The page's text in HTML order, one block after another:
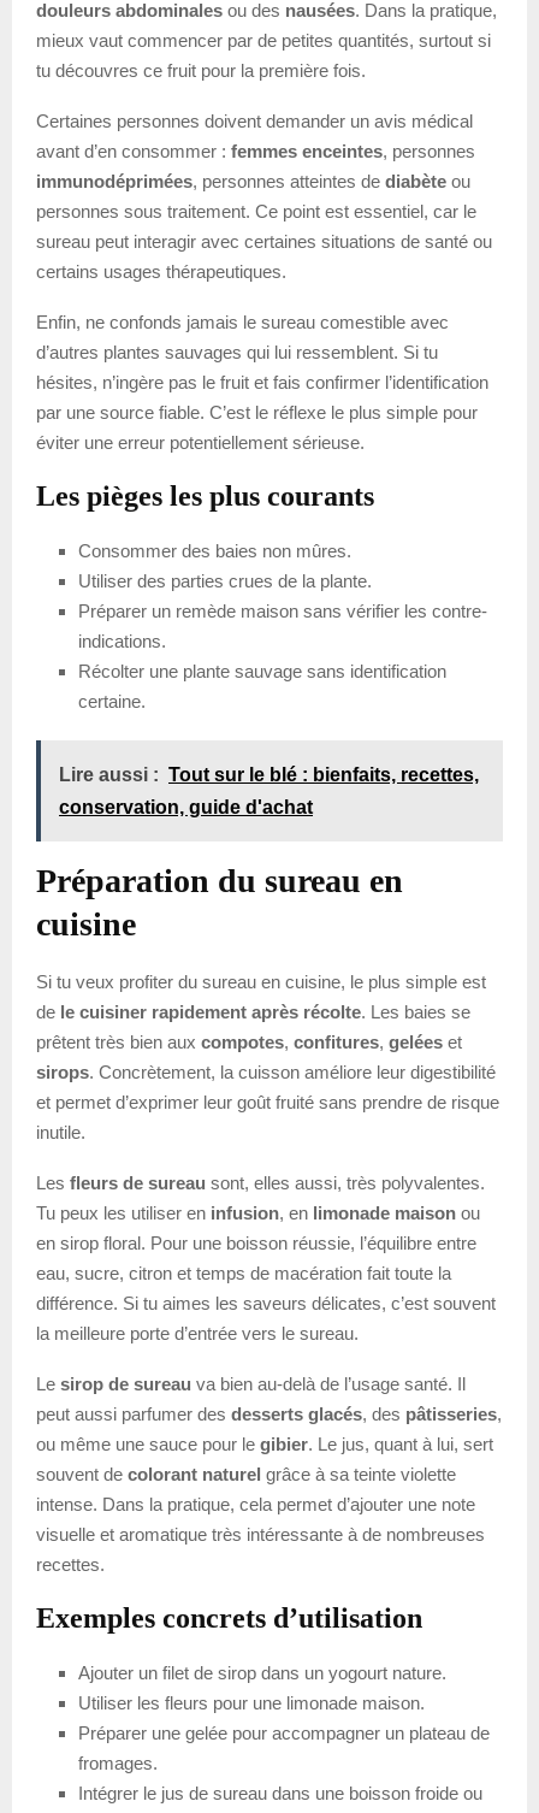
douleurs abdominales ou des nausées. Dans la pratique,
mieux vaut commencer par de petites quantités, surtout si
tu découvres ce fruit pour la première fois.
Certaines personnes doivent demander un avis médical
avant d’en consommer : femmes enceintes, personnes
immunodéprimées, personnes atteintes de diabète ou
personnes sous traitement. Ce point est essentiel, car le
sureau peut interagir avec certaines situations de santé ou
certains usages thérapeutiques.
Enfin, ne confonds jamais le sureau comestible avec
d’autres plantes sauvages qui lui ressemblent. Si tu
hésites, n’ingère pas le fruit et fais confirmer l’identification
par une source fiable. C’est le réflexe le plus simple pour
éviter une erreur potentiellement sérieuse.
Les pièges les plus courants
Consommer des baies non mûres.
Utiliser des parties crues de la plante.
Préparer un remède maison sans vérifier les contre-
indications.
Récolter une plante sauvage sans identification
certaine.
Lire aussi : Tout sur le blé : bienfaits, recettes,
conservation, guide d'achat
Préparation du sureau en
cuisine
Si tu veux profiter du sureau en cuisine, le plus simple est
de le cuisiner rapidement après récolte. Les baies se
prêtent très bien aux compotes, confitures, gelées et
sirops. Concrètement, la cuisson améliore leur digestibilité
et permet d’exprimer leur goût fruité sans prendre de risque
inutile.
Les fleurs de sureau sont, elles aussi, très polyvalentes.
Tu peux les utiliser en infusion, en limonade maison ou
en sirop floral. Pour une boisson réussie, l’équilibre entre
eau, sucre, citron et temps de macération fait toute la
différence. Si tu aimes les saveurs délicates, c’est souvent
la meilleure porte d’entrée vers le sureau.
Le sirop de sureau va bien au-delà de l’usage santé. Il
peut aussi parfumer des desserts glacés, des pâtisseries,
ou même une sauce pour le gibier. Le jus, quant à lui, sert
souvent de colorant naturel grâce à sa teinte violette
intense. Dans la pratique, cela permet d’ajouter une note
visuelle et aromatique très intéressante à de nombreuses
recettes.
Exemples concrets d’utilisation
Ajouter un filet de sirop dans un yogourt nature.
Utiliser les fleurs pour une limonade maison.
Préparer une gelée pour accompagner un plateau de
fromages.
Intégrer le jus de sureau dans une boisson froide ou